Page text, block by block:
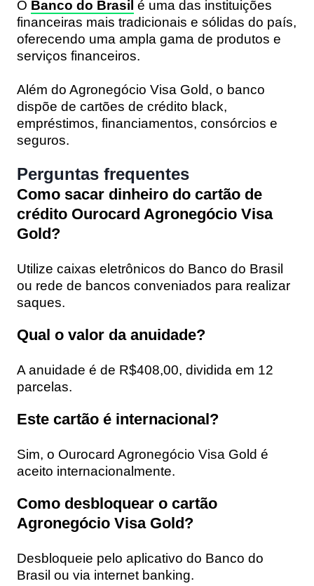
O Banco do Brasil é uma das instituições
financeiras mais tradicionais e sólidas do país,
oferecendo uma ampla gama de produtos e
serviços financeiros.
Além do Agronegócio Visa Gold, o banco
dispõe de cartões de crédito black,
empréstimos, financiamentos, consórcios e
seguros.
Perguntas frequentes
Como sacar dinheiro do cartão de
crédito Ourocard Agronegócio Visa
Gold?
Utilize caixas eletrônicos do Banco do Brasil
ou rede de bancos conveniados para realizar
saques.
Qual o valor da anuidade?
A anuidade é de R$408,00, dividida em 12
parcelas.
Este cartão é internacional?
Sim, o Ourocard Agronegócio Visa Gold é
aceito internacionalmente.
Como desbloquear o cartão
Agronegócio Visa Gold?
Desbloqueie pelo aplicativo do Banco do
Brasil ou via internet banking.